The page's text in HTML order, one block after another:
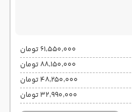
۶۱٬۵۵۰٬۰۰۰ تومان
۸۸٬۱۵۰٬۰۰۰ تومان
۴۸٬۲۵۰٬۰۰۰ تومان
۳۲٬۹۹۰٬۰۰۰ تومان